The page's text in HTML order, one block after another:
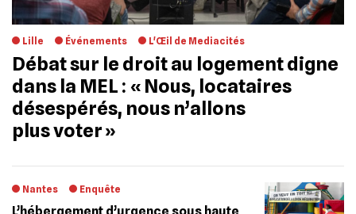
Lille Événements L'Œil de Mediacités
Débat sur le droit au logement digne
dans la MEL : « Nous, locataires
désespérés, nous n’allons
plus voter »
Nantes Enquête